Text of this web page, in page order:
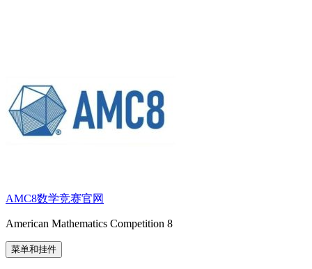
AMC8数学竞赛官网
American Mathematics Competition 8
菜单和挂件